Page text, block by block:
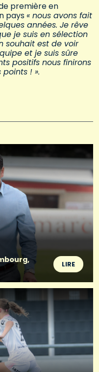
première en
pays« nous avons fait
années. Je rêve
je suis en sélection
souhait est de voir
et je suis sûre
positifs nous finirons
! ».
LIRE